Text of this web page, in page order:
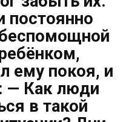
постоянно
ему покоя, и
— Как люди
в такой